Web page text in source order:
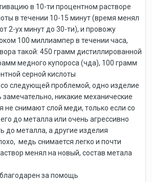
в 10-ти процентном растворе
в течении 10-15 минут (время менял
2-ух минут до 30-ти), и провожу
100 миллиампер в течении часа,
такой: 450 грамм дистиллированной
медного купороса (чда), 100 грамм
серной кислоты
со следующей проблемой, одно изделие
никакие механические
не снимают слой меди, только если со
до металла или очень агрессивно
до металла, а другие изделия
медь снимается легко и почти
менял на новый, состав метала
за помощь